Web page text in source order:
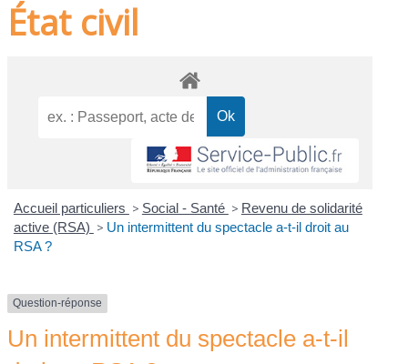
État civil
Accueil particuliers > Social - Santé > Revenu de solidarité
active (RSA) > Un intermittent du spectacle a-t-il droit au
RSA ?
Question-réponse
Un intermittent du spectacle a-t-il